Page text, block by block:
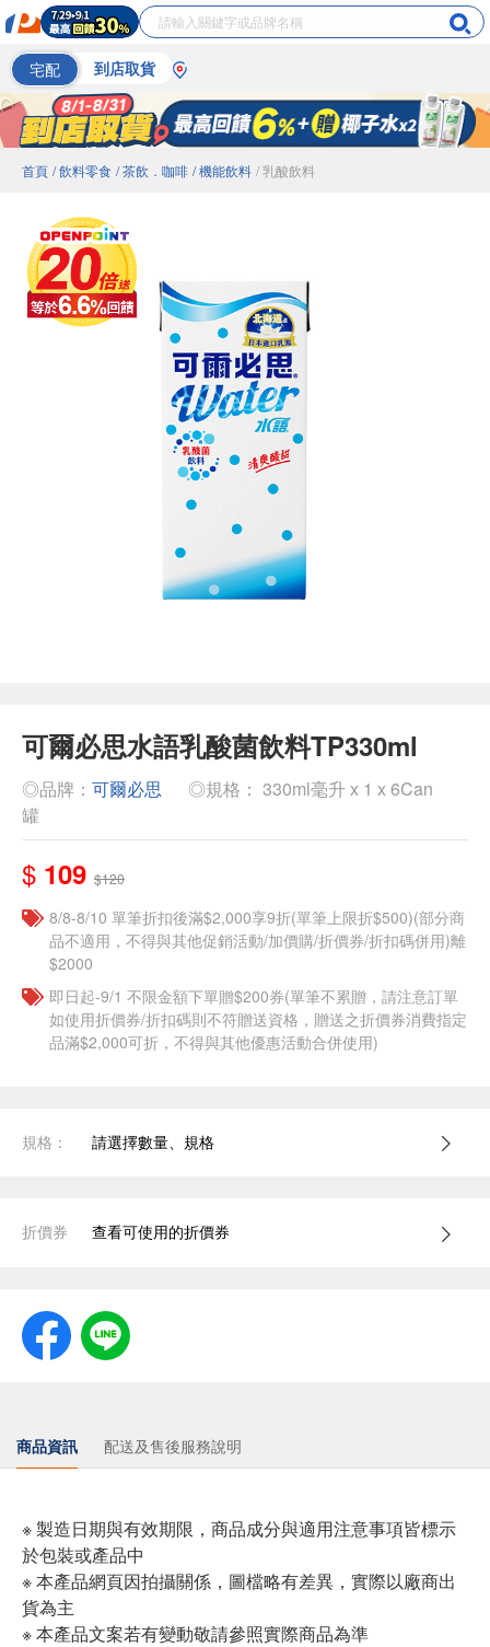
宅配 到店取貨
首頁 / 飲料零食 / 茶飲．咖啡 / 機能飲料 / 乳酸飲料
可爾必思水語乳酸菌飲料TP330ml
◎品牌： 可爾必思
◎規格： 330ml毫升 x 1 x 6Can
罐
$ 109 $120
8/8-8/10 單筆折扣後滿$2,000享9折(單筆上限折$500)(部分商
品不適用，不得與其他促銷活動/加價購/折價券/折扣碼併用)離
$2000
即日起-9/1 不限金額下單贈$200券(單筆不累贈，請注意訂單
如使用折價券/折扣碼則不符贈送資格，贈送之折價券消費指定
品滿$2,000可折，不得與其他優惠活動合併使用)
規格： 請選擇數量、規格
折價券 查看可使用的折價券
商品資訊 配送及售後服務說明
※ 製造日期與有效期限，商品成分與適用注意事項皆標示
於包裝或產品中
※ 本產品網頁因拍攝關係，圖檔略有差異，實際以廠商出
貨為主
※ 本產品文案若有變動敬請參照實際商品為準